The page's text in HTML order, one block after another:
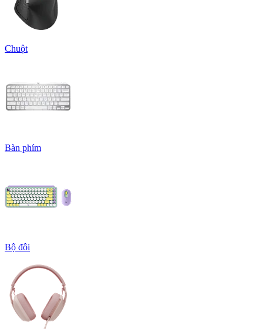
Chuột
Bàn phím
Bộ đôi